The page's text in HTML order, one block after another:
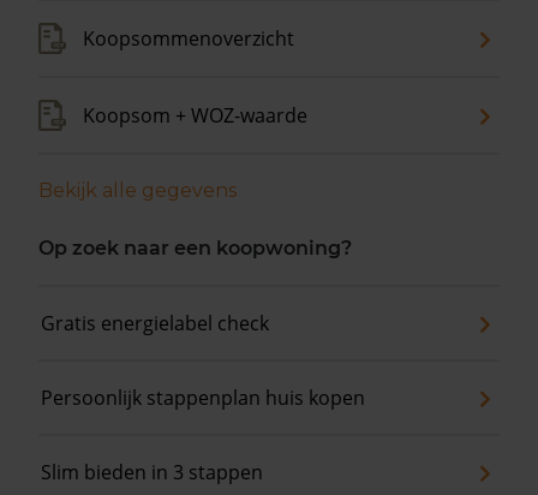
Koopsommenoverzicht
Koopsom + WOZ-waarde
Bekijk alle gegevens
Op zoek naar een koopwoning?
Gratis energielabel check
Persoonlijk stappenplan huis kopen
Slim bieden in 3 stappen